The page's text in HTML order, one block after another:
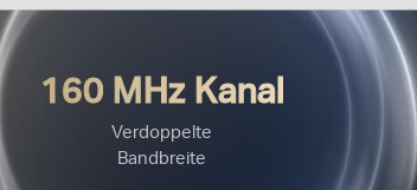
160 MHz Kanal
Verdoppelte
Bandbreite